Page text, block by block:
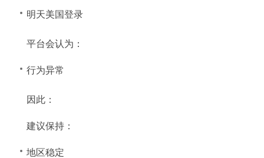
明天美国登录
平台会认为：
行为异常
因此：
建议保持：
地区稳定